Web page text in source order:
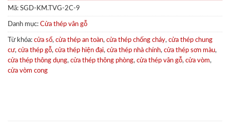
Mã: SGD-KM.TVG-2C-9
Danh mục: Cửa thép vân gỗ
Từ khóa: cửa sổ, cửa thép an toàn, cửa thép chống cháy, cửa thép chung
cư, cửa thép gỗ, cửa thép hiện đại, cửa thép nhà chính, cửa thép sơn màu,
cửa thép thông dụng, cửa thép thông phòng, cửa thép vân gỗ, cửa vòm,
cửa vòm cong